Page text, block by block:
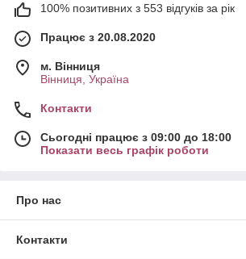
100% позитивних з 553 відгуків за рік
Працює з 20.08.2020
м. Вінниця
Вінниця, Україна
Контакти
Сьогодні працює з 09:00 до 18:00
Показати весь графік роботи
Про нас
Контакти